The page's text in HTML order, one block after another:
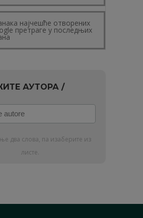
најчешће отворених
претраге у последњих
АУТОРА /
два слова, па изаберите из
листе.